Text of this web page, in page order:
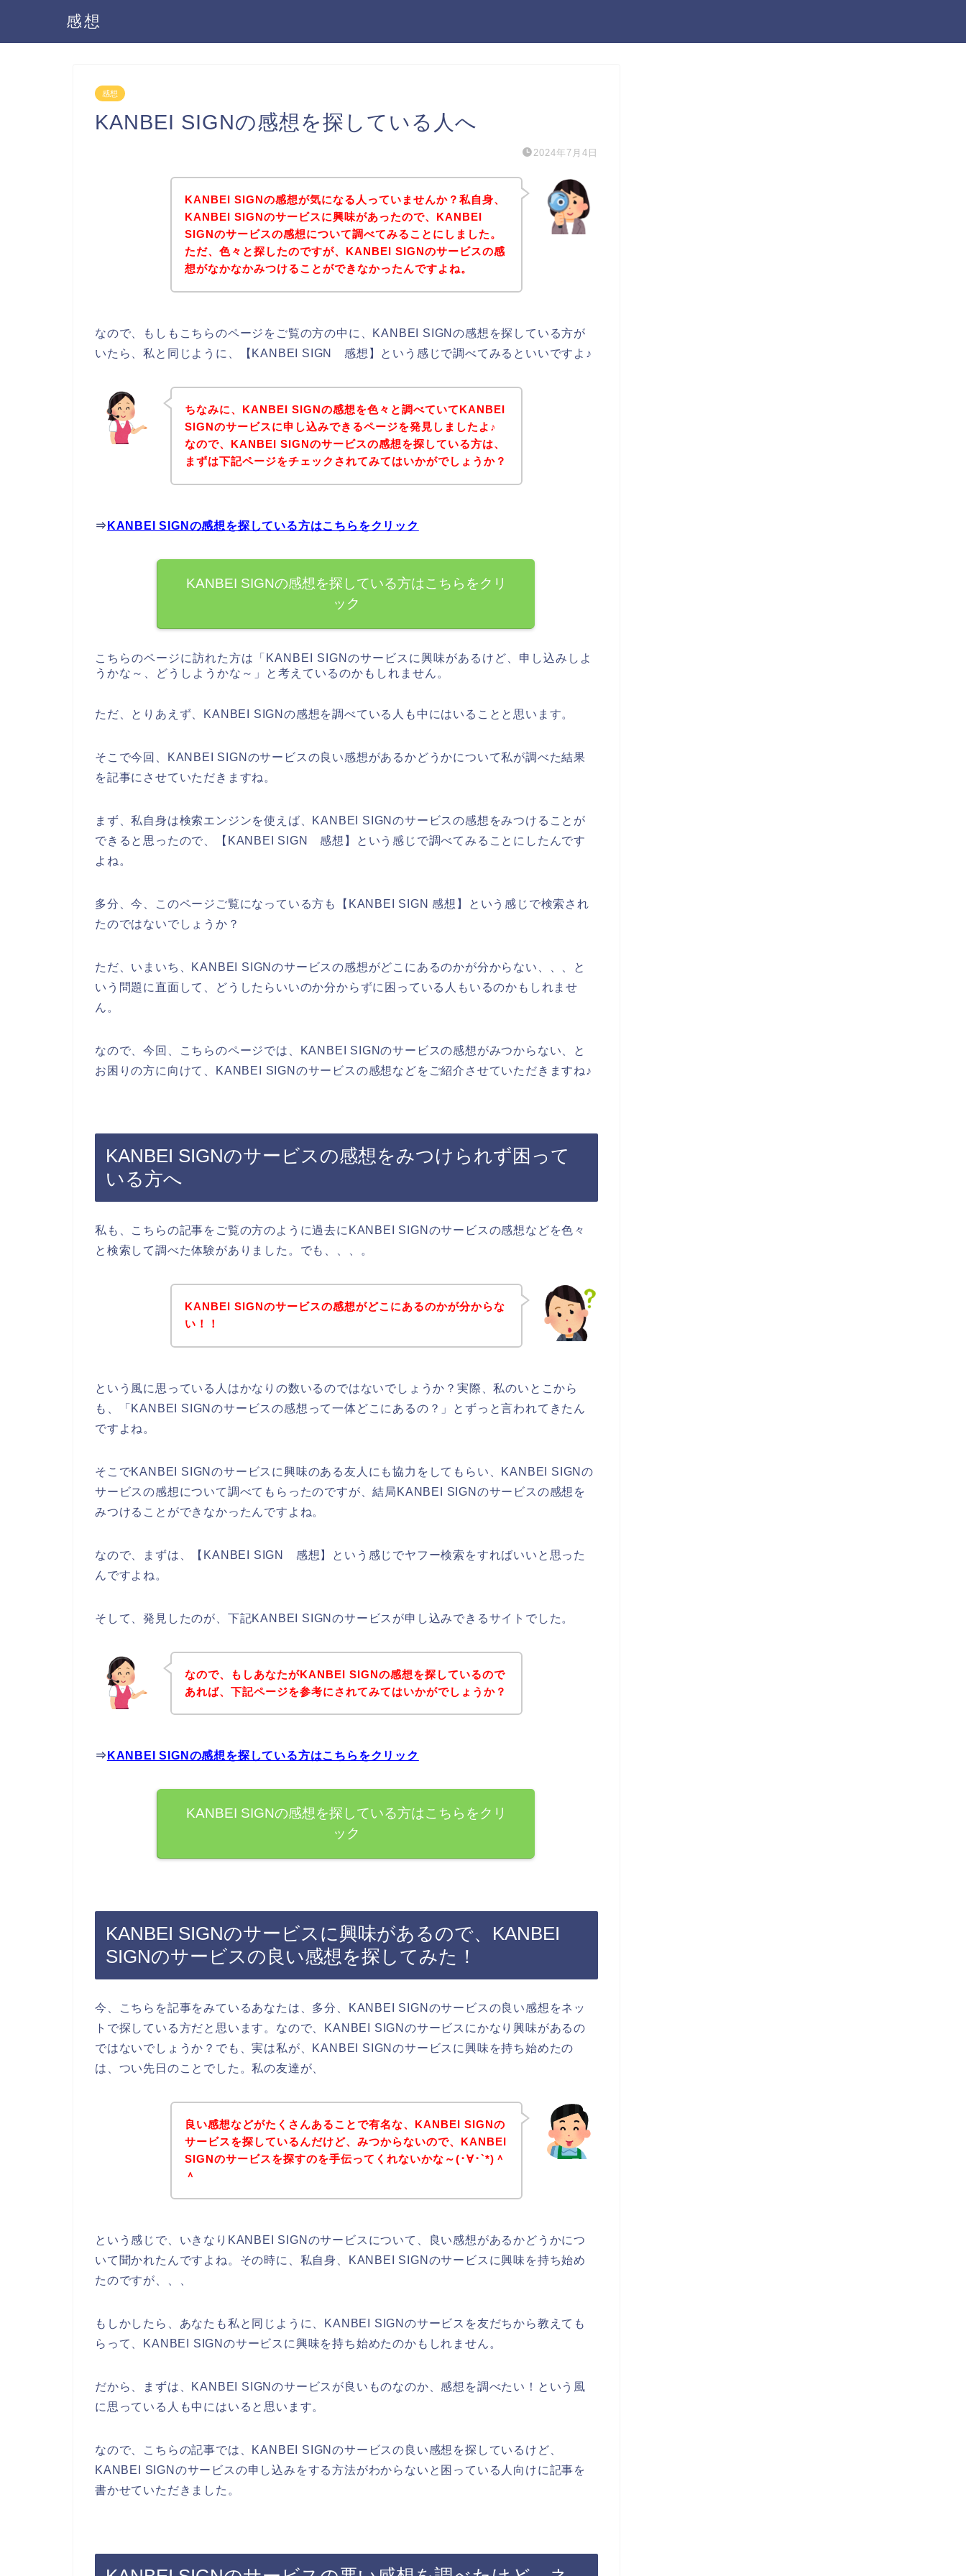
感想
感想
KANBEI SIGNの感想を探している人へ
2024年7月4日
KANBEI SIGNの感想が気になる人っていませんか？私自身、
KANBEI SIGNのサービスに興味があったので、KANBEI
SIGNのサービスの感想について調べてみることにしました。
ただ、色々と探したのですが、KANBEI SIGNのサービスの感
想がなかなかみつけることができなかったんですよね。
なので、もしもこちらのページをご覧の方の中に、KANBEI SIGNの感想を探している方が
いたら、私と同じように、【KANBEI SIGN 感想】という感じで調べてみるといいですよ♪
ちなみに、KANBEI SIGNの感想を色々と調べていてKANBEI
SIGNのサービスに申し込みできるページを発見しましたよ♪
なので、KANBEI SIGNのサービスの感想を探している方は、
まずは下記ページをチェックされてみてはいかがでしょうか？
⇒ KANBEI SIGNの感想を探している方はこちらをクリック
KANBEI SIGNの感想を探している方はこちらをクリ
ック
こちらのページに訪れた方は「KANBEI SIGNのサービスに興味があるけど、申し込みしよ
うかな～、どうしようかな～」と考えているのかもしれません。
ただ、とりあえず、KANBEI SIGNの感想を調べている人も中にはいることと思います。
そこで今回、KANBEI SIGNのサービスの良い感想があるかどうかについて私が調べた結果
を記事にさせていただきますね。
まず、私自身は検索エンジンを使えば、KANBEI SIGNのサービスの感想をみつけることが
できると思ったので、【KANBEI SIGN 感想】という感じで調べてみることにしたんです
よね。
多分、今、このページご覧になっている方も【KANBEI SIGN 感想】という感じで検索され
たのではないでしょうか？
ただ、いまいち、KANBEI SIGNのサービスの感想がどこにあるのかが分からない、、、と
いう問題に直面して、どうしたらいいのか分からずに困っている人もいるのかもしれませ
ん。
なので、今回、こちらのページでは、KANBEI SIGNのサービスの感想がみつからない、と
お困りの方に向けて、KANBEI SIGNのサービスの感想などをご紹介させていただきますね♪
KANBEI SIGNのサービスの感想をみつけられず困って
いる方へ
私も、こちらの記事をご覧の方のように過去にKANBEI SIGNのサービスの感想などを色々
と検索して調べた体験がありました。でも、、、。
KANBEI SIGNのサービスの感想がどこにあるのかが分からな
い！！
という風に思っている人はかなりの数いるのではないでしょうか？実際、私のいとこから
も、「KANBEI SIGNのサービスの感想って一体どこにあるの？」とずっと言われてきたん
ですよね。
そこでKANBEI SIGNのサービスに興味のある友人にも協力をしてもらい、KANBEI SIGNの
サービスの感想について調べてもらったのですが、結局KANBEI SIGNのサービスの感想を
みつけることができなかったんですよね。
なので、まずは、【KANBEI SIGN 感想】という感じでヤフー検索をすればいいと思った
んですよね。
そして、発見したのが、下記KANBEI SIGNのサービスが申し込みできるサイトでした。
なので、もしあなたがKANBEI SIGNの感想を探しているので
あれば、下記ページを参考にされてみてはいかがでしょうか？
⇒ KANBEI SIGNの感想を探している方はこちらをクリック
KANBEI SIGNの感想を探している方はこちらをクリ
ック
KANBEI SIGNのサービスに興味があるので、KANBEI
SIGNのサービスの良い感想を探してみた！
今、こちらを記事をみているあなたは、多分、KANBEI SIGNのサービスの良い感想をネッ
トで探している方だと思います。なので、KANBEI SIGNのサービスにかなり興味があるの
ではないでしょうか？でも、実は私が、KANBEI SIGNのサービスに興味を持ち始めたの
は、つい先日のことでした。私の友達が、
良い感想などがたくさんあることで有名な、KANBEI SIGNの
サービスを探しているんだけど、みつからないので、KANBEI
SIGNのサービスを探すのを手伝ってくれないかな～(･∀･`*)＾
＾
という感じで、いきなりKANBEI SIGNのサービスについて、良い感想があるかどうかにつ
いて聞かれたんですよね。その時に、私自身、KANBEI SIGNのサービスに興味を持ち始め
たのですが、、、
もしかしたら、あなたも私と同じように、KANBEI SIGNのサービスを友だちから教えても
らって、KANBEI SIGNのサービスに興味を持ち始めたのかもしれません。
だから、まずは、KANBEI SIGNのサービスが良いものなのか、感想を調べたい！という風
に思っている人も中にはいると思います。
なので、こちらの記事では、KANBEI SIGNのサービスの良い感想を探しているけど、
KANBEI SIGNのサービスの申し込みをする方法がわからないと困っている人向けに記事を
書かせていただきました。